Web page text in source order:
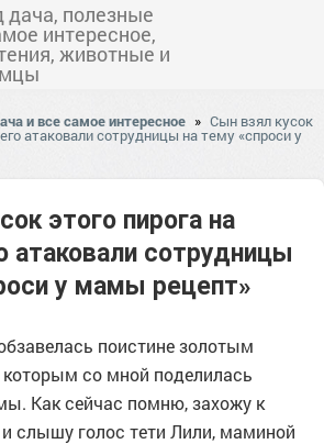
дача, полезные
интересное,
животные и
и все самое интересное » Сын взял кусок
атаковали сотрудницы на тему «спроси у
этого пирога на
атаковали сотрудницы
у мамы рецепт»
поистине золотым
которым со мной поделилась
Как сейчас помню, захожу к
слышу голос тети Лили, маминой